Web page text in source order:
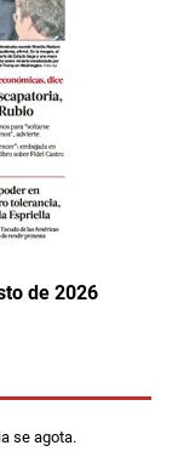
de 2026
se agota.